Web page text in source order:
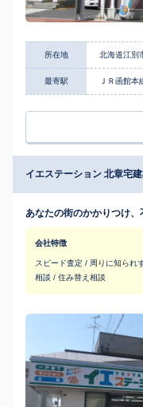
所在地 北海道江別
最寄駅 ＪＲ函館本
イエステーション 北章宅
あなたの街のかかりつけ
会社特徴
スピード査定 / 周りに知られ
相談 / 住み替え相談